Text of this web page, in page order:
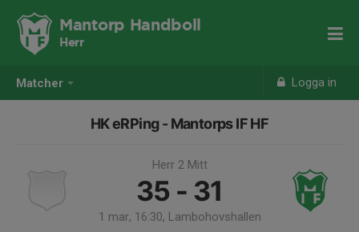
Matcher Logga in
Mantorp Handboll
Herr
HK eRPing - Mantorps IF HF
Herr 2 Mitt
35 - 31
1 mar, 16:30, Lambohovshallen